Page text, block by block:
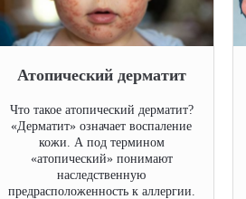
Атопический дерматит
Что такое атопический дерматит?
«Дерматит» означает воспаление
кожи. А под термином
«атопический» понимают
наследственную
предрасположенность к аллергии.